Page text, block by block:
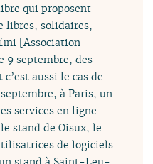
qui proposent
libres, solidaires,
[Association
9 septembre, des
aussi le cas de
à Paris, un
services en ligne
stand de Oisux, le
de logiciels